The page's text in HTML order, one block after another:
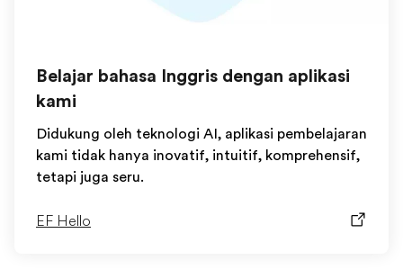
Belajar bahasa Inggris dengan aplikasi
kami
Didukung oleh teknologi AI, aplikasi pembelajaran
kami tidak hanya inovatif, intuitif, komprehensif,
tetapi juga seru.
EF Hello